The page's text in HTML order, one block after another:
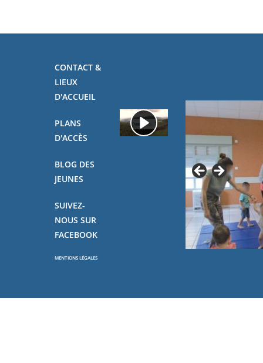
CONTACT &
LIEUX
D'ACCUEIL
PLANS
D'ACCÈS
BLOG DES
JEUNES
SUIVEZ-
NOUS SUR
FACEBOOK
MENTIONS LÉGALES